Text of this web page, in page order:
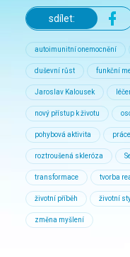
sdílet:
autoimunitní onemocnění
duševní růst funkční
Jaroslav Kalousek
nový přístup k životu
pohybová aktivita
roztroušená skleróza
transformace tvorba
životní příběh životní
změna myšlení